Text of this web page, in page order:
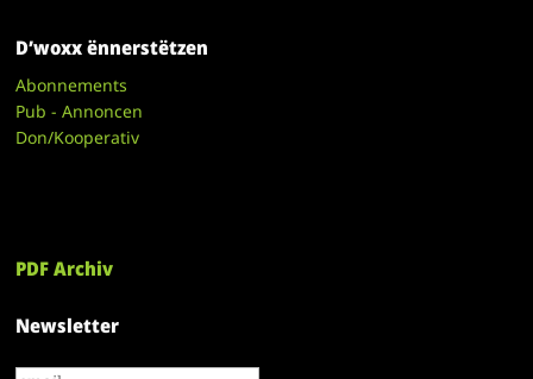
D’woxx ënnerstëtzen
Abonnements
Pub - Annoncen
Don/Kooperativ
PDF Archiv
Newsletter